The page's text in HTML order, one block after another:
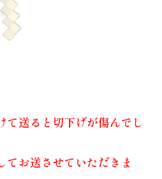
送ると切下げが傷んでし
てお送させていただきま